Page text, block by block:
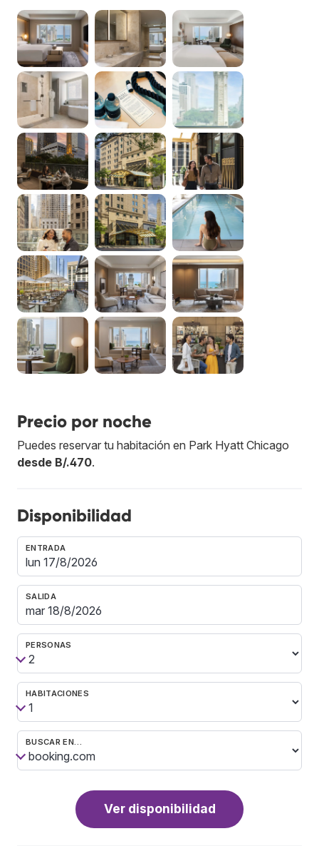
Precio por noche
Puedes reservar tu habitación en Park Hyatt Chicago
desde B/.470.
Disponibilidad
ENTRADA
SALIDA
PERSONAS
HABITACIONES
BUSCAR EN…
Ver disponibilidad